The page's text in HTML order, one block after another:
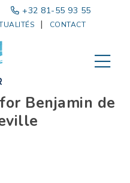
+32 81-55 93 55
CONTACT
Benjamin de